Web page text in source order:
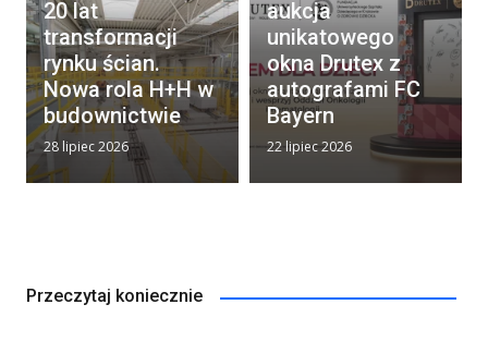
20 lat
transformacji
rynku ścian.
Nowa rola H+H w
budownictwie
28 lipiec 2026
aukcja
unikatowego
okna Drutex z
autografami FC
Bayern
22 lipiec 2026
Przeczytaj koniecznie